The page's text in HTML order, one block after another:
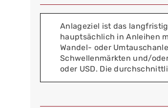
Anlageziel ist das
hauptsächlich in Anleihen
Wandel- oder
Schwellenmärkten und/
oder USD. Die